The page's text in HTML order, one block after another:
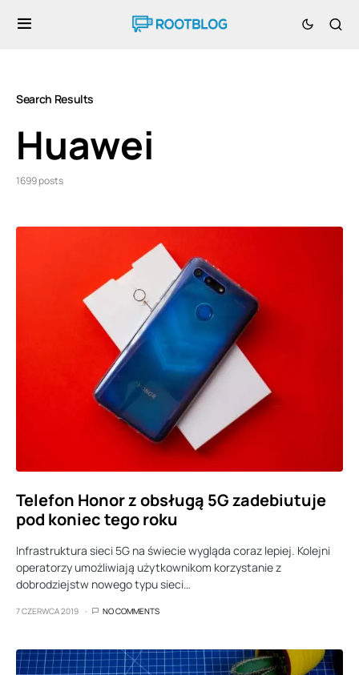
Search Results
Huawei
1699 posts
Telefon Honor z obsługą 5G zadebiutuje
pod koniec tego roku
Infrastruktura sieci 5G na świecie wygląda coraz lepiej. Kolejni
operatorzy umożliwiają użytkownikom korzystanie z
dobrodziejstw nowego typu sieci…
7 CZERWCA 2019 NO COMMENTS